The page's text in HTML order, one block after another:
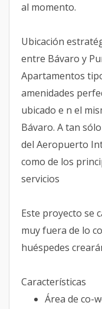
al momento.
Ubicación
entre Bávaro y
Apartamentos
amenidades
ubicado e n el
Bávaro. A tan
del Aeropuerto
como de los
servicios
Este proyecto se
muy fuera de lo
huéspedes
Características
Área de co-